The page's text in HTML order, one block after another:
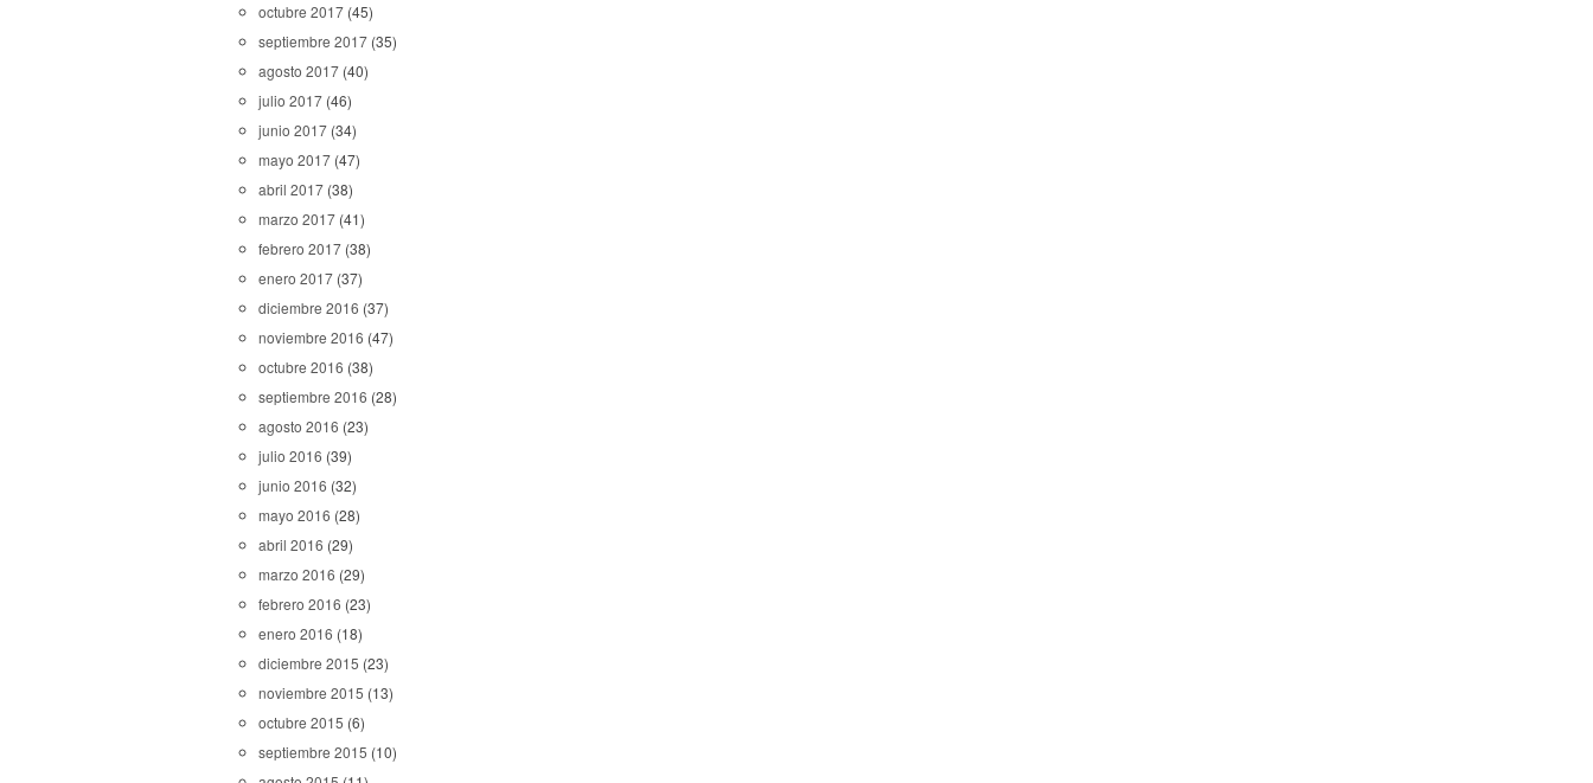
octubre 2017 (45)
septiembre 2017 (35)
agosto 2017 (40)
julio 2017 (46)
junio 2017 (34)
mayo 2017 (47)
abril 2017 (38)
marzo 2017 (41)
febrero 2017 (38)
enero 2017 (37)
diciembre 2016 (37)
noviembre 2016 (47)
octubre 2016 (38)
septiembre 2016 (28)
agosto 2016 (23)
julio 2016 (39)
junio 2016 (32)
mayo 2016 (28)
abril 2016 (29)
marzo 2016 (29)
febrero 2016 (23)
enero 2016 (18)
diciembre 2015 (23)
noviembre 2015 (13)
octubre 2015 (6)
septiembre 2015 (10)